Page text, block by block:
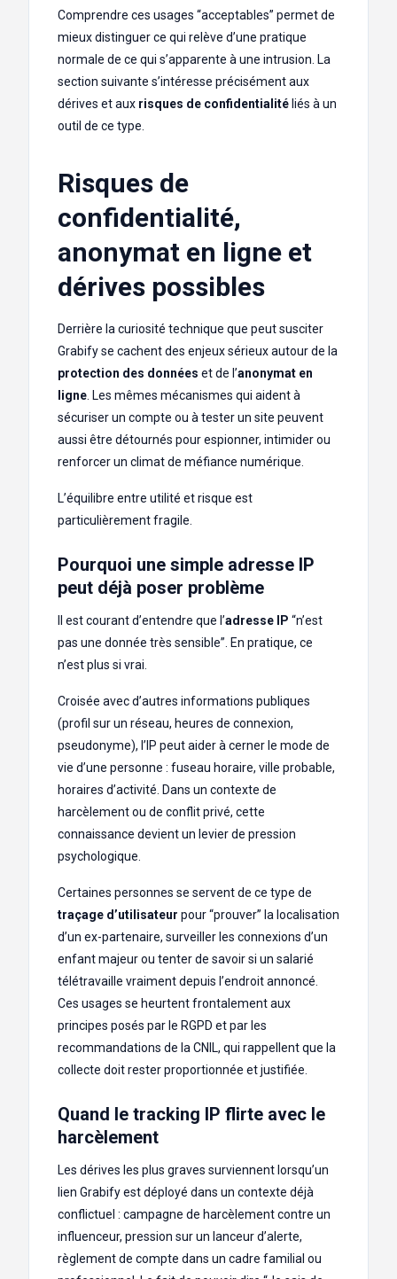
Comprendre ces usages “acceptables” permet de
mieux distinguer ce qui relève d’une pratique
normale de ce qui s’apparente à une intrusion. La
section suivante s’intéresse précisément aux
dérives et aux risques de confidentialitéliés à un
outil de ce type.
Risques de
confidentialité,
anonymat en ligne et
dérives possibles
Derrière la curiosité technique que peut susciter
Grabify se cachent des enjeux sérieux autour de la
protection des données et de l’anonymat en
ligne . Les mêmes mécanismes qui aident à
sécuriser un compte ou à tester un site peuvent
aussi être détournés pour espionner, intimider ou
renforcer un climat de méfiance numérique.
L’équilibre entre utilité et risque est
particulièrement fragile.
Pourquoi une simple adresse IP
peut déjà poser problème
Il est courant d’entendre que l’adresse IP “n’est
pas une donnée très sensible”. En pratique, ce
n’est plus si vrai.
Croisée avec d’autres informations publiques
(profil sur un réseau, heures de connexion,
pseudonyme), l’IP peut aider à cerner le mode de
vie d’une personne : fuseau horaire, ville probable,
horaires d’activité. Dans un contexte de
harcèlement ou de conflit privé, cette
connaissance devient un levier de pression
psychologique.
Certaines personnes se servent de ce type de
traçage d’utilisateur pour “prouver” la localisation
d’un ex-partenaire, surveiller les connexions d’un
enfant majeur ou tenter de savoir si un salarié
télétravaille vraiment depuis l’endroit annoncé.
Ces usages se heurtent frontalement aux
principes posés par le RGPD et par les
recommandations de la CNIL, qui rappellent que la
collecte doit rester proportionnée et justifiée.
Quand le tracking IP flirte avec le
harcèlement
Les dérives les plus graves surviennent lorsqu’un
lien Grabify est déployé dans un contexte déjà
conflictuel : campagne de harcèlement contre un
influenceur, pression sur un lanceur d’alerte,
règlement de compte dans un cadre familial ou